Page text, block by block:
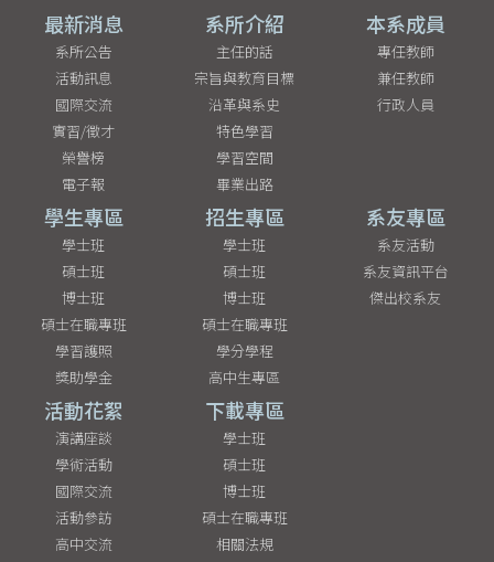
最新消息
系所公告
活動訊息
國際交流
實習/徵才
榮譽榜
電子報
系所介紹
主任的話
宗旨與教育目標
沿革與系史
特色學習
學習空間
畢業出路
本系成員
專任教師
兼任教師
行政人員
學生專區
學士班
碩士班
博士班
碩士在職專班
學習護照
獎助學金
招生專區
學士班
碩士班
博士班
碩士在職專班
學分學程
高中生專區
系友專區
系友活動
系友資訊平台
傑出校系友
活動花絮
演講座談
學術活動
國際交流
活動參訪
高中交流
下載專區
學士班
碩士班
博士班
碩士在職專班
相關法規